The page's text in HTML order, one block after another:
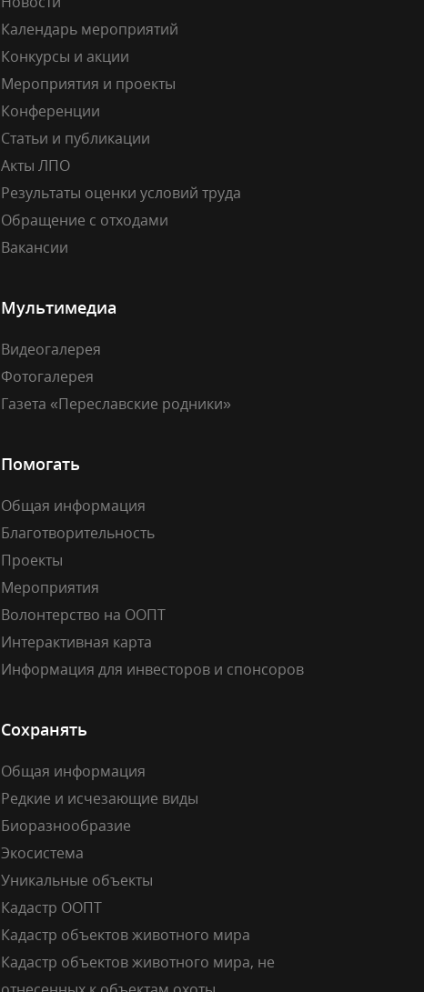
Календарь мероприятий
Конкурсы и акции
Мероприятия и проекты
Конференции
Статьи и публикации
Акты ЛПО
Результаты оценки условий труда
Обращение с отходами
Вакансии
Мультимедиа
Видеогалерея
Фотогалерея
Газета «Переславские родники»
Помогать
Общая информация
Благотворительность
Проекты
Мероприятия
Волонтерство на ООПТ
Интерактивная карта
Информация для инвесторов и спонсоров
Сохранять
Общая информация
Редкие и исчезающие виды
Биоразнообразие
Экосистема
Уникальные объекты
Кадастр ООПТ
Кадастр объектов животного мира
Кадастр объектов животного мира, не